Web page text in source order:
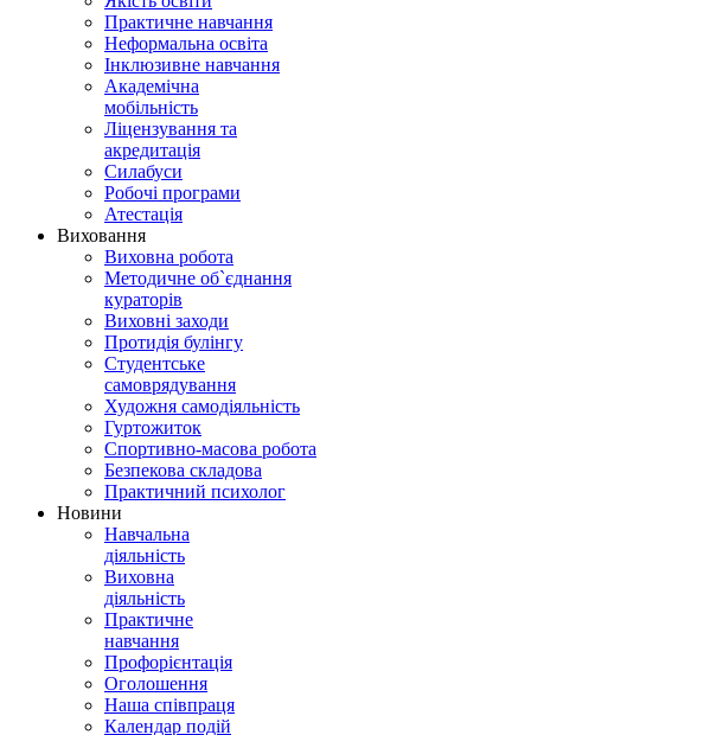
Практичне навчання
Неформальна освіта
Інклюзивне навчання
Академічна
мобільність
Ліцензування та
акредитація
Силабуси
Робочі програми
Атестація
Виховання
Виховна робота
Методичне об`єднання
кураторів
Виховні заходи
Протидія булінгу
Студентське
самоврядування
Художня самодіяльність
Гуртожиток
Спортивно-масова робота
Безпекова складова
Практичний психолог
Новини
Навчальна
діяльність
Виховна
діяльність
Практичне
навчання
Профорієнтація
Оголошення
Наша співпраця
Календар подій